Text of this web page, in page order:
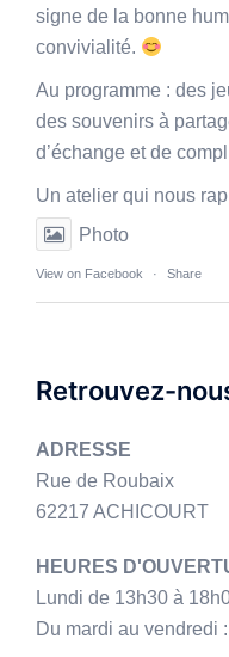
signe de la bonne
convivialité.
Au programme : des
des souvenirs à
d’échange et de
Un atelier qui nous
Photo
View on Facebook · Share
Retrouvez-
ADRESSE
Rue de Roubaix
62217 ACHICOURT
HEURES
Lundi de 13h30 à
Du mardi au vendredi